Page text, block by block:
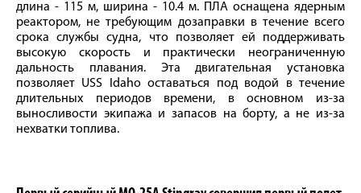
длина - 115 м, ширина - 10.4 м. ПЛА оснащена ядерным
реактором, не требующим дозаправки в течение всего
срока службы судна, что позволяет ей поддерживать
высокую скорость и практически неограниченную
дальность плавания. Эта двигательная установка
позволяет USS Idaho оставаться под водой в течение
длительных периодов времени, в основном из-за
выносливости экипажа и запасов на борту, а не из-за
нехватки топлива.